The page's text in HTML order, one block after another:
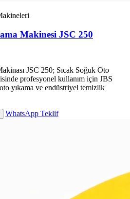
Makinesi JSC 250
JSC 250; Sıcak Soğuk Oto
profesyonel kullanım için JBS
yıkama ve endüstriyel temizlik
WhatsApp Teklif